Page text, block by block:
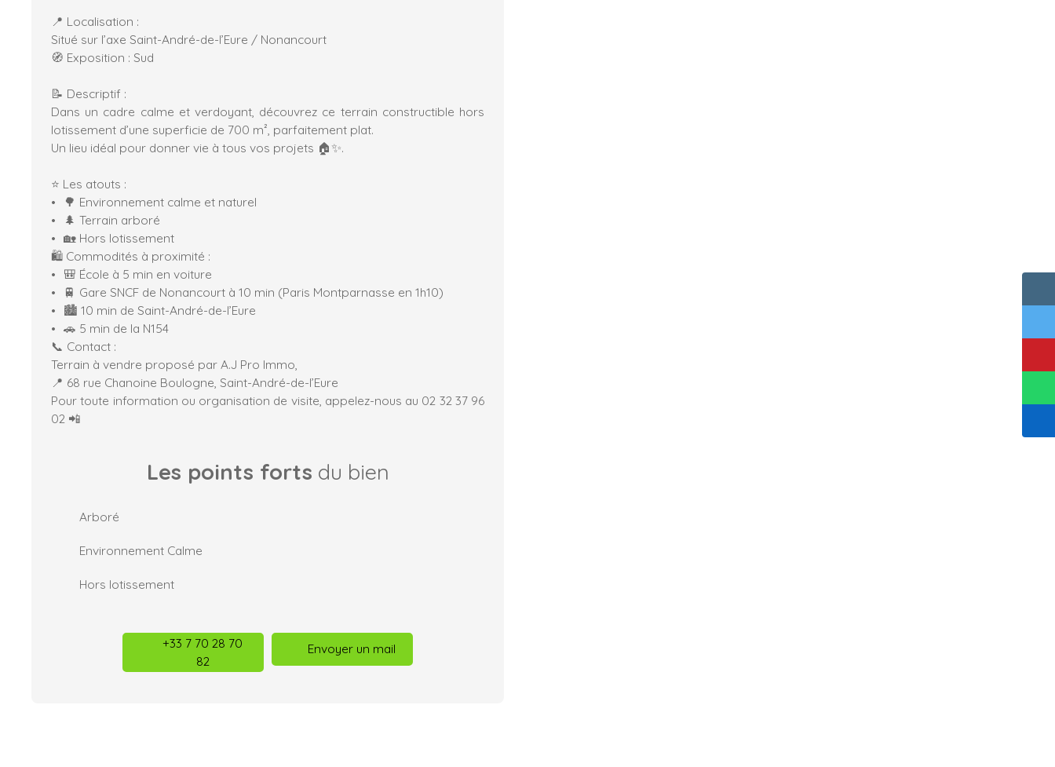
📍 Localisation :
Situé sur l’axe Saint-André-de-l’Eure / Nonancourt
🧭 Exposition : Sud
📝 Descriptif :
Dans un cadre calme et verdoyant, découvrez ce terrain constructible hors
lotissement d’une superficie de 700 m², parfaitement plat.
Un lieu idéal pour donner vie à tous vos projets 🏠✨.
⭐ Les atouts :
🌳 Environnement calme et naturel
🌲 Terrain arboré
🏡 Hors lotissement
🛍️ Commodités à proximité :
🎒 École à 5 min en voiture
🚆 Gare SNCF de Nonancourt à 10 min (Paris Montparnasse en 1h10)
🏙️ 10 min de Saint-André-de-l’Eure
🚗 5 min de la N154
📞 Contact :
Terrain à vendre proposé par A.J Pro Immo,
📍 68 rue Chanoine Boulogne, Saint-André-de-l’Eure
Pour toute information ou organisation de visite, appelez-nous au 02 32 37 96
02 📲
Les points forts du bien
Arboré
Environnement Calme
Hors lotissement
+33 7 70 28 70
82
Envoyer un mail